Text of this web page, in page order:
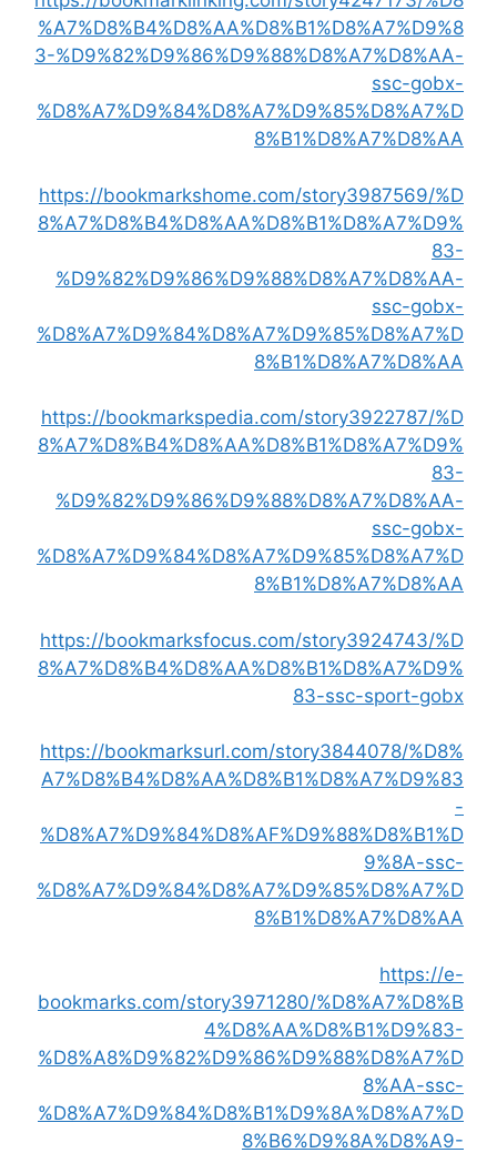
%A7%D8%B4%D8%AA%D8%B1%D8%A7%D9%8
3-%D9%82%D9%86%D9%88%D8%A7%D8%AA-
ssc-gobx-
%D8%A7%D9%84%D8%A7%D9%85%D8%A7%D
8%B1%D8%A7%D8%AA
https://bookmarkshome.com/story3987569/%D
8%A7%D8%B4%D8%AA%D8%B1%D8%A7%D9%
83-
%D9%82%D9%86%D9%88%D8%A7%D8%AA-
ssc-gobx-
%D8%A7%D9%84%D8%A7%D9%85%D8%A7%D
8%B1%D8%A7%D8%AA
https://bookmarkspedia.com/story3922787/%D
8%A7%D8%B4%D8%AA%D8%B1%D8%A7%D9%
83-
%D9%82%D9%86%D9%88%D8%A7%D8%AA-
ssc-gobx-
%D8%A7%D9%84%D8%A7%D9%85%D8%A7%D
8%B1%D8%A7%D8%AA
https://bookmarksfocus.com/story3924743/%D
8%A7%D8%B4%D8%AA%D8%B1%D8%A7%D9%
83-ssc-sport-gobx
https://bookmarksurl.com/story3844078/%D8%
A7%D8%B4%D8%AA%D8%B1%D8%A7%D9%83
-
%D8%A7%D9%84%D8%AF%D9%88%D8%B1%D
9%8A-ssc-
%D8%A7%D9%84%D8%A7%D9%85%D8%A7%D
8%B1%D8%A7%D8%AA
https://e-
bookmarks.com/story3971280/%D8%A7%D8%B
4%D8%AA%D8%B1%D9%83-
%D8%A8%D9%82%D9%86%D9%88%D8%A7%D
8%AA-ssc-
%D8%A7%D9%84%D8%B1%D9%8A%D8%A7%D
8%B6%D9%8A%D8%A9-